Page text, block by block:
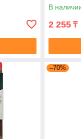
В
2 255 ₸
–70%